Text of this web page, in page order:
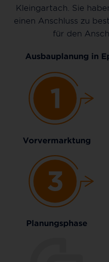
Kleingartach. Sie
einen Anschluss zu
für den
Ausbauplanung in
Vorvermarktung
Planungsphase